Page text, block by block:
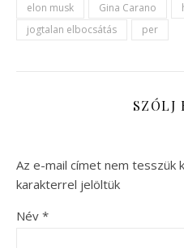
elon musk Gina Carano
jogtalan elbocsátás
per
SZÓLJ
Az e-mail címet nem tesszük
karakterrel jelöltük
Név *